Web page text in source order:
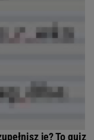
je? To quiz